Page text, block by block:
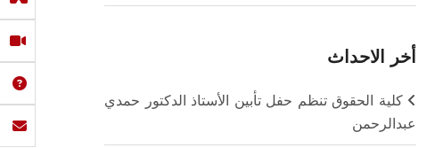
أخر الاحداث
كلية الحقوق تنظم حفل تأبين الأستاذ الدكتور حمدي
عبدالرحمن